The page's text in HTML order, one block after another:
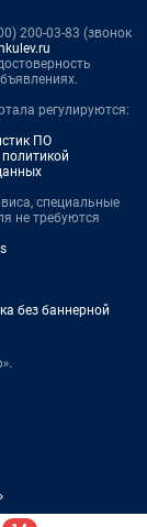
200-03-83 (звонок
регулируются:
ПО
специальные
не требуются
без баннерной